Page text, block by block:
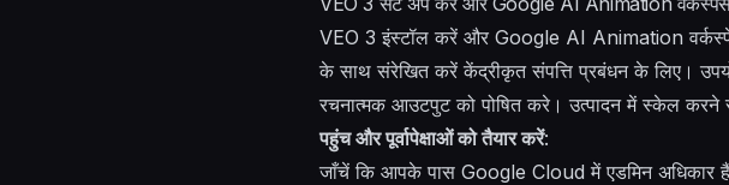
VEO 3 इंस्टॉल करें और Google AI Animation
के साथ संरेखित करें केंद्रीकृत संपत्ति प्रबंधन के लिए।
रचनात्मक आउटपुट को पोषित करे। उत्पादन में स्केल करने
पहुंच और पूर्वापेक्षाओं को तैयार करें:
जाँचें कि आपके पास Google Cloud में एडमिन